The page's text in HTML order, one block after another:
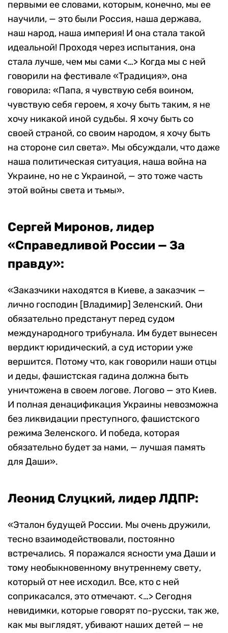
первыми ее словами, которым, конечно, мы ее
научили, — это были Россия, наша держава,
наш народ, наша империя! И она стала такой
идеальной! Проходя через испытания, она
стала лучше, чем мы сами <…> Когда мы с ней
говорили на фестивале «Традиция», она
говорила: «Папа, я чувствую себя воином,
чувствую себя героем, я хочу быть таким, я не
хочу никакой иной судьбы. Я хочу быть со
своей страной, со своим народом, я хочу быть
на стороне сил света». Мы обсуждали, что даже
наша политическая ситуация, наша война на
Украине, но не с Украиной, — это тоже часть
этой войны света и тьмы».
Сергей Миронов, лидер
«Справедливой России — За
правду»:
«Заказчики находятся в Киеве, а заказчик —
лично господин [Владимир] Зеленский. Они
обязательно предстанут перед судом
международного трибунала. Им будет вынесен
вердикт юридический, а суд истории уже
вершится. Потому что, как говорили наши отцы
и деды, фашистская гадина должна быть
уничтожена в своем логове. Логово — это Киев.
И полная денацификация Украины невозможна
без ликвидации преступного, фашистского
режима Зеленского. И победа, которая
обязательно будет за нами, — лучшая память
для Даши».
Леонид Слуцкий, лидер ЛДПР:
«Эталон будущей России. Мы очень дружили,
тесно взаимодействовали, постоянно
встречались. Я поражался ясности ума Даши и
тому необыкновенному внутреннему свету,
который от нее исходил. Все, кто с ней
соприкасался, это отмечают. <…> Сегодня
невидимки, которые говорят по-русски, так же,
как мы выглядят, убивают наших детей — не